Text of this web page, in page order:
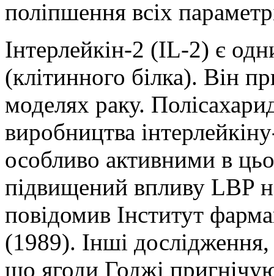
поліпшення всіх
Інтерлейкін-2 (IL-2) є
(клітинного білка). Він
моделях раку.
виробництва
особливо активними в
підвищений впливу LBP
повідомив Інститут
(1989). Інші
що ягоди Годжі